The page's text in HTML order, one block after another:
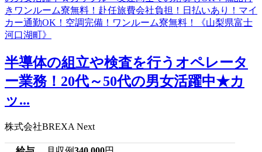
半導体の組立や検査を行うオペレータ
ー業務！20代～50代の男女活躍中★カ
ッ...
株式会社BREXA Next